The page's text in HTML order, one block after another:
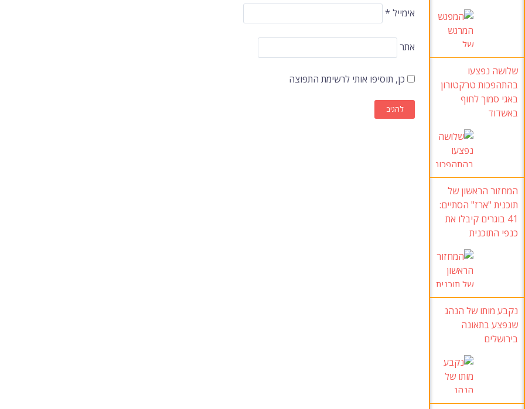
אימייל *
אתר
כן, תוסיפו אותי לרשימת התפוצה
שלושה נפצעו
בהתהפכות טרקטורון
באגי סמוך לחוף
באשדוד
המחזור הראשון של
תוכנית "ארז" הסתיים:
41 בוגרים קיבלו את
כנפי התוכנית
נקבע מותו של הנהג
שנפצע בתאונה
בירושלים